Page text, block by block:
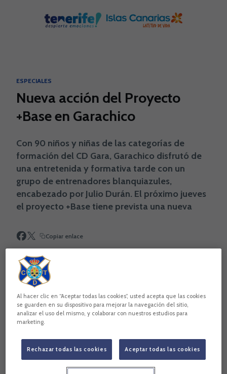
ESPECIALES
Nueva acción del Proyecto
+Base en Garachico
Con 90 niños y niñas de las categorías de
formación del CD Gara, Garachico disfrutó de
una entretenida y formativa tarde con un
grupo de entrenadores blanquiazules,
encabezado por Julio Durán. El próximo jueves
el proyecto +Base tiene prevista una nueva
Copiar enlace
Al hacer clic en “Aceptar todas las cookies”, usted acepta que las cookies
se guarden en su dispositivo para mejorar la navegación del sitio,
analizar el uso del mismo, y colaborar con nuestros estudios para
marketing.
Rechazar todas las cookies Aceptar todas las cookies